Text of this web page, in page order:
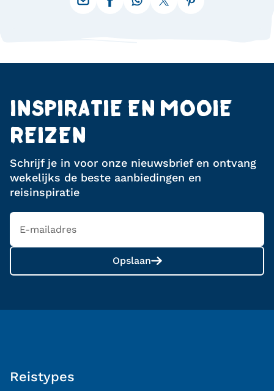
INSPIRATIE EN MOOIE
REIZEN
Schrijf je in voor onze nieuwsbrief en ontvang
wekelijks de beste aanbiedingen en
reisinspiratie
Opslaan
Reistypes